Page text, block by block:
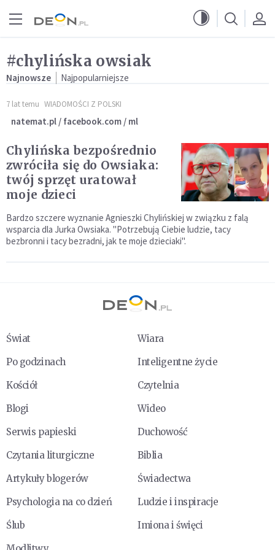
#chylińska owsiak
Najnowsze Najpopularniejsze
7 lat temu WIADOMOŚCI Z POLSKI
natemat.pl / facebook.com / ml
Chylińska bezpośrednio
zwróciła się do Owsiaka:
twój sprzęt uratował
moje dzieci
Bardzo szczere wyznanie Agnieszki Chylińskiej w związku z falą
wsparcia dla Jurka Owsiaka. "Potrzebują Ciebie ludzie, tacy
bezbronni i tacy bezradni, jak te moje dzieciaki".
Świat
Wiara
Po godzinach
Inteligentne życie
Kościół
Czytelnia
Blogi
Wideo
Serwis papieski
Duchowość
Czytania liturgiczne
Biblia
Artykuły blogerów
Świadectwa
Psychologia na co dzień
Ludzie i inspiracje
Ślub
Imiona i święci